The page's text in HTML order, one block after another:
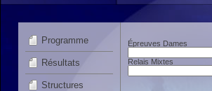
Programme
Résultats
Structures
Épreuves Dames
Relais Mixtes